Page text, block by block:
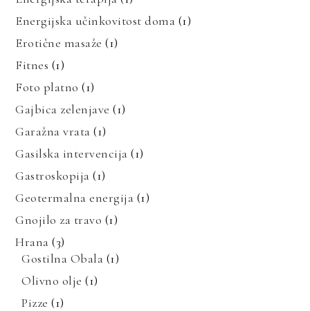
Energijska učinkovitost doma (1)
Erotične masaže (1)
Fitnes (1)
Foto platno (1)
Gajbica zelenjave (1)
Garažna vrata (1)
Gasilska intervencija (1)
Gastroskopija (1)
Geotermalna energija (1)
Gnojilo za travo (1)
Hrana (3)
Gostilna Obala (1)
Olivno olje (1)
Pizze (1)